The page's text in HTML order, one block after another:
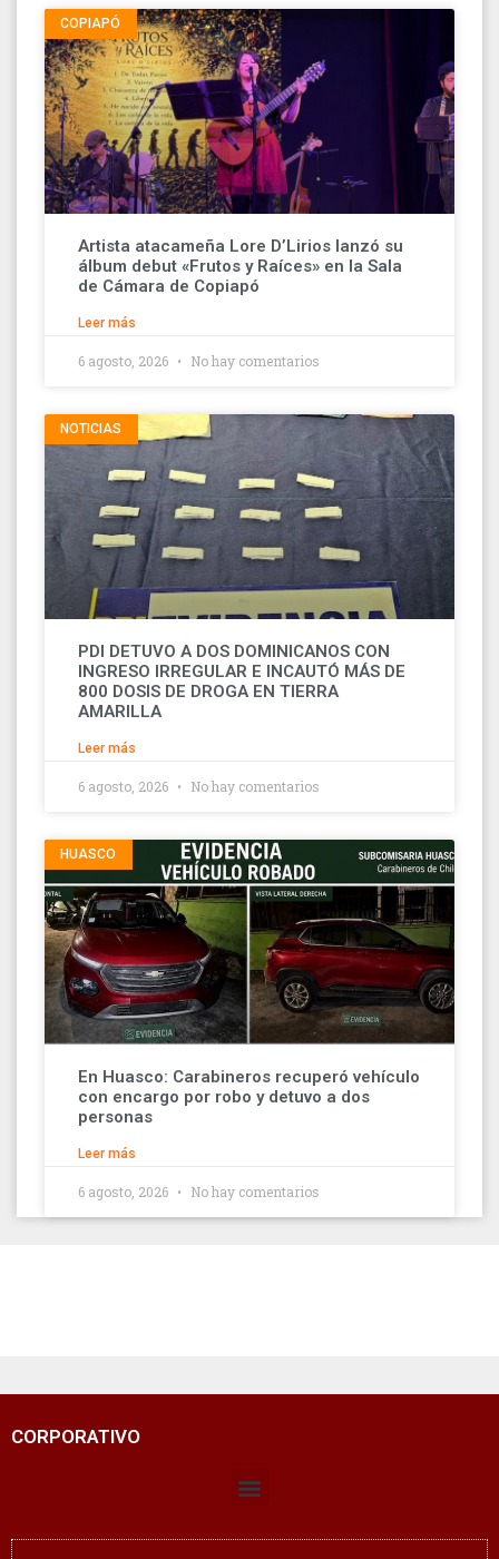
COPIAPÓ
Artista atacameña Lore D’Lirios lanzó su
álbum debut «Frutos y Raíces» en la Sala
de Cámara de Copiapó
Leer más
6 agosto, 2026 No hay comentarios
NOTICIAS
PDI DETUVO A DOS DOMINICANOS CON
INGRESO IRREGULAR E INCAUTÓ MÁS DE
800 DOSIS DE DROGA EN TIERRA
AMARILLA
Leer más
6 agosto, 2026 No hay comentarios
HUASCO
En Huasco: Carabineros recuperó vehículo
con encargo por robo y detuvo a dos
personas
Leer más
6 agosto, 2026 No hay comentarios
CORPORATIVO